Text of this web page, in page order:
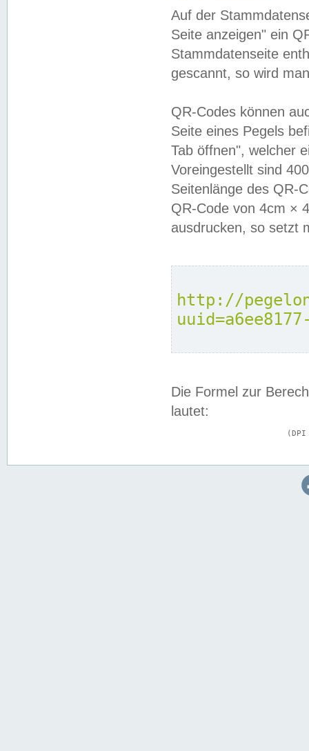
Auf der
Seite anzeigen" ein
Stammdatenseite
gescannt, so wird
QR-Codes können
Seite eines Pegels
Tab öffnen", welcher
Voreingestellt sind
Seitenlänge des QR-
QR-Code von 4cm ×
ausdrucken, so setzt
http://
Die Formel zur
lautet: